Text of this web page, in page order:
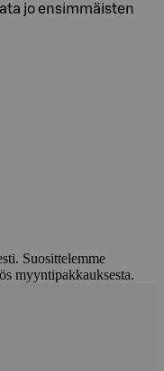
jo ensimmäisten
Suosittelemme
myyntipakkauksesta.